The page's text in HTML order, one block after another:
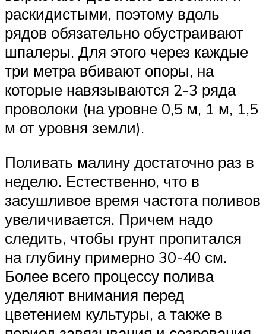
раскидистыми, поэтому вдоль
рядов обязательно обустраивают
шпалеры. Для этого через каждые
три метра вбивают опоры, на
которые навязываются 2-3 ряда
проволоки (на уровне 0,5 м, 1 м, 1,5
м от уровня земли).
Поливать малину достаточно раз в
неделю. Естественно, что в
засушливое время частота поливов
увеличивается. Причем надо
следить, чтобы грунт пропитался
на глубину примерно 30-40 см.
Более всего процессу полива
уделяют внимания перед
цветением культуры, а также в